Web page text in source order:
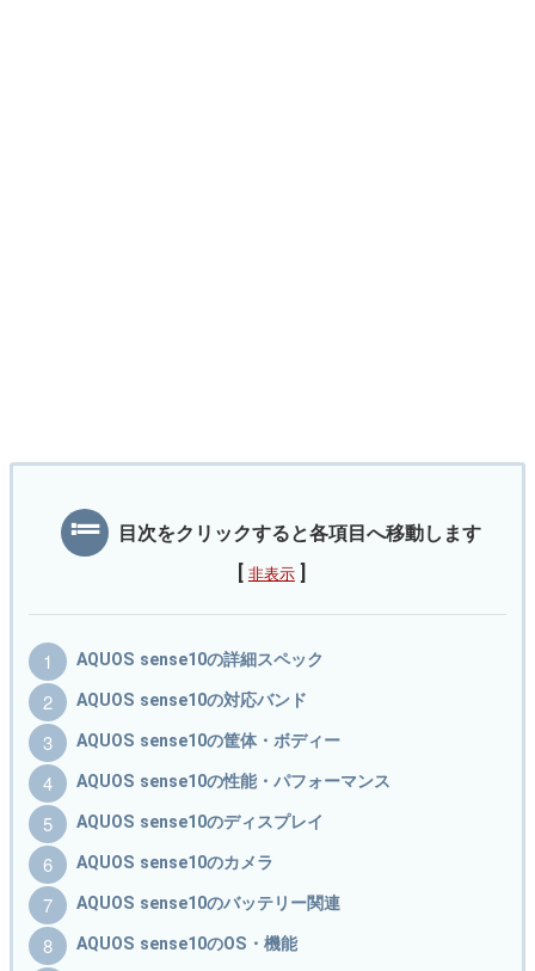
目次をクリックすると各項目へ移動します
非表示
AQUOS sense10の詳細スペック
AQUOS sense10の対応バンド
AQUOS sense10の筐体・ボディー
AQUOS sense10の性能・パフォーマンス
AQUOS sense10のディスプレイ
AQUOS sense10のカメラ
AQUOS sense10のバッテリー関連
AQUOS sense10のOS・機能